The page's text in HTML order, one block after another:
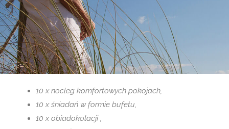
Majówka 2024
16 lutego 2024
10 x nocleg komfortowych pokojach,
10 x śniadań w formie bufetu,
10 x obiadokolacji ,